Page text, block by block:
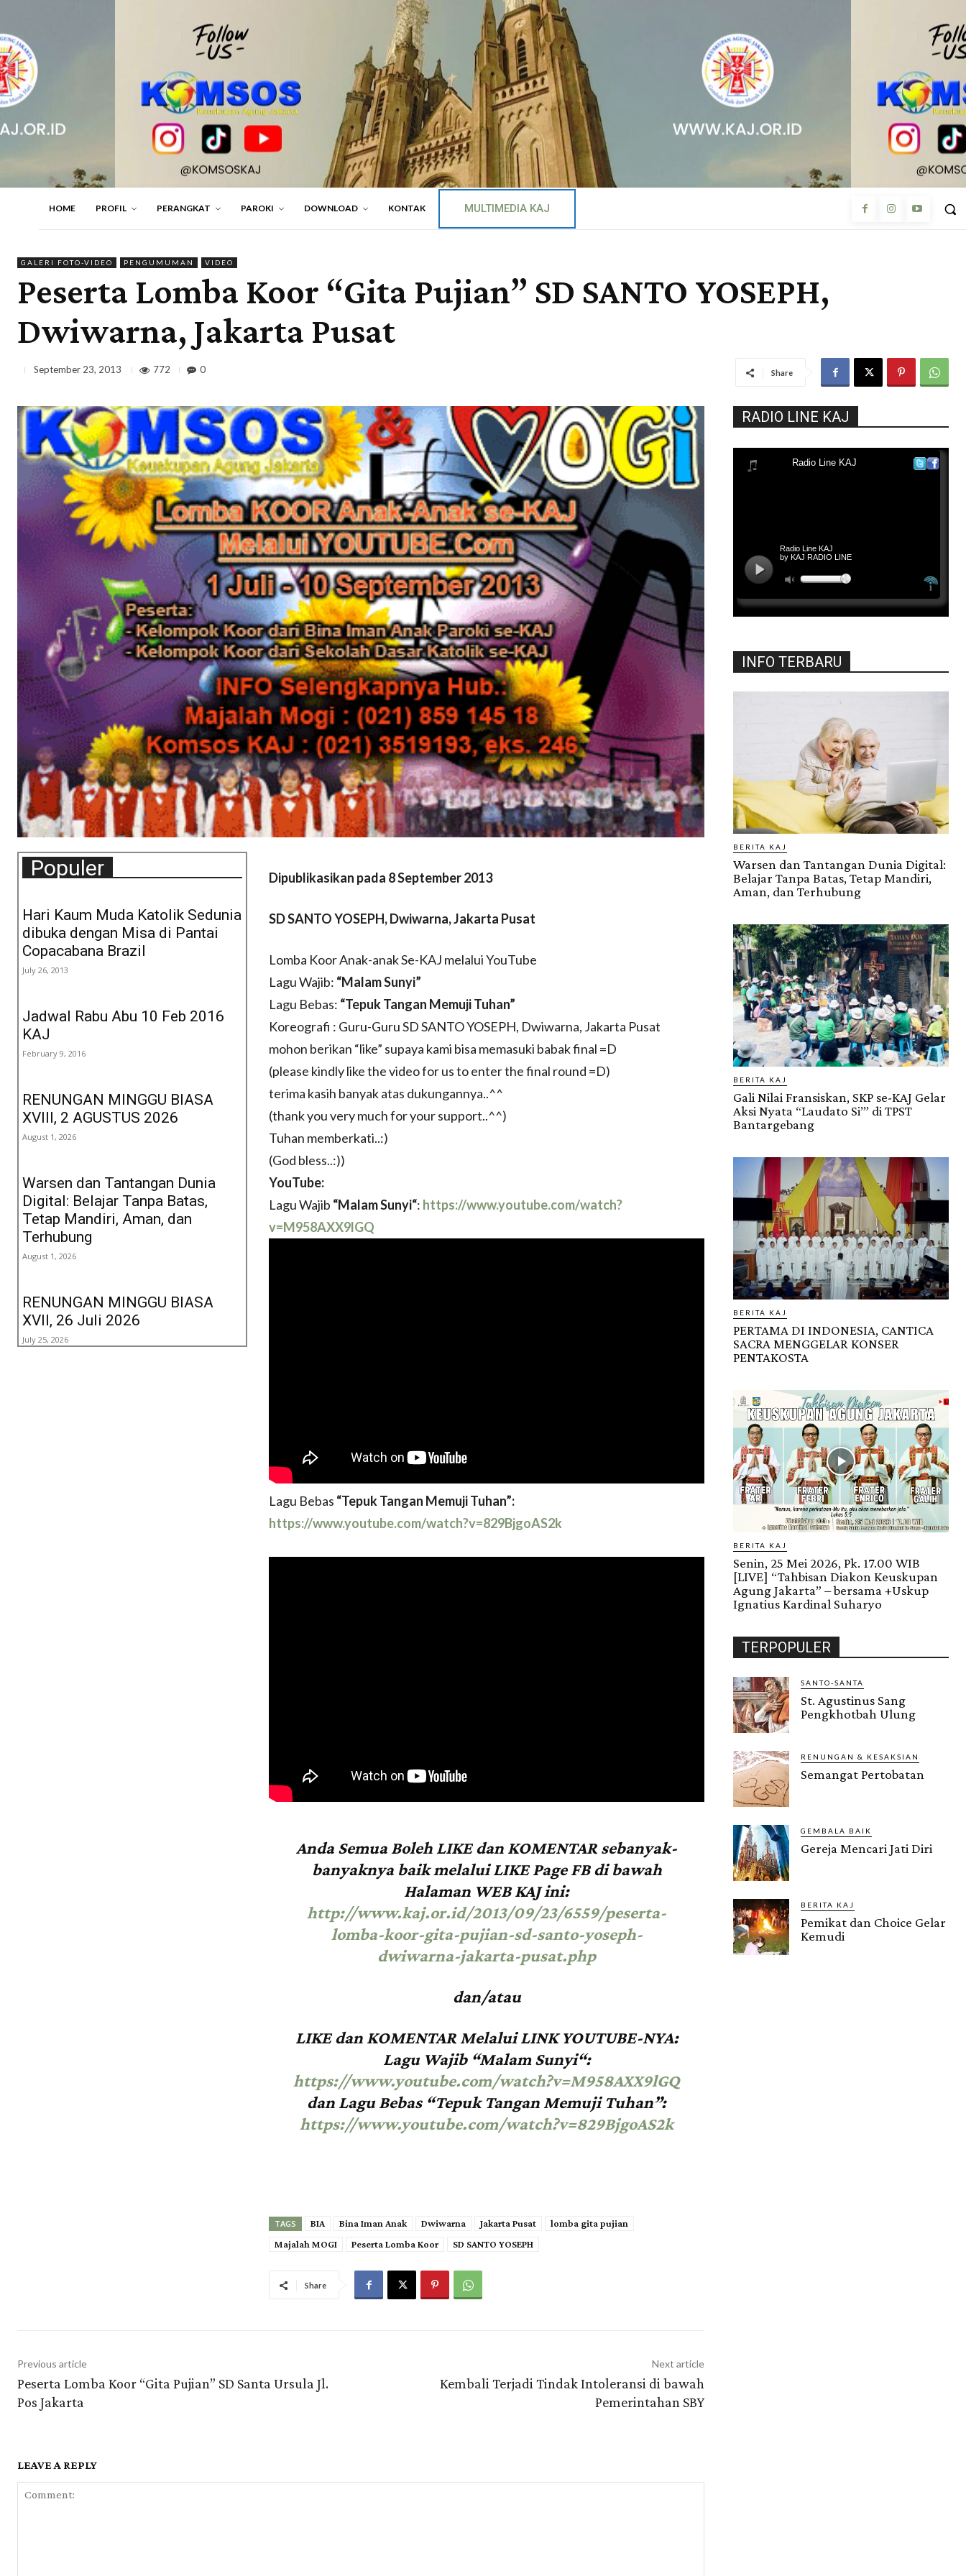
HOME PROFIL PERANGKAT PAROKI DOWNLOAD KONTAK MULTIMEDIA KAJ
GALERI FOTO-VIDEO PENGUMUMAN VIDEO
Peserta Lomba Koor “Gita Pujian” SD SANTO YOSEPH,
Dwiwarna, Jakarta Pusat
September 23, 2013 772 0 Share
Populer
Hari Kaum Muda Katolik Sedunia
dibuka dengan Misa di Pantai
Copacabana Brazil
July 26, 2013
Jadwal Rabu Abu 10 Feb 2016
KAJ
February 9, 2016
RENUNGAN MINGGU BIASA
XVIII, 2 AGUSTUS 2026
August 1, 2026
Warsen dan Tantangan Dunia
Digital: Belajar Tanpa Batas,
Tetap Mandiri, Aman, dan
Terhubung
August 1, 2026
RENUNGAN MINGGU BIASA
XVII, 26 Juli 2026
July 25, 2026
Dipublikasikan pada 8 September 2013
SD SANTO YOSEPH, Dwiwarna, Jakarta Pusat
Lomba Koor Anak-anak Se-KAJ melalui YouTube
Lagu Wajib: “Malam Sunyi”
Lagu Bebas: “Tepuk Tangan Memuji Tuhan”
Koreografi : Guru-Guru SD SANTO YOSEPH, Dwiwarna, Jakarta Pusat
mohon berikan “like” supaya kami bisa memasuki babak final =D
(please kindly like the video for us to enter the final round =D)
terima kasih banyak atas dukungannya..^^
(thank you very much for your support..^^)
Tuhan memberkati..:)
(God bless..:))
YouTube:
Lagu Wajib “Malam Sunyi“: https://www.youtube.com/watch?
v=M958AXX9lGQ
Lagu Bebas “Tepuk Tangan Memuji Tuhan”:
https://www.youtube.com/watch?v=829BjgoAS2k
Anda Semua Boleh LIKE dan KOMENTAR sebanyak-
banyaknya baik melalui LIKE Page FB di bawah
Halaman WEB KAJ ini:
http://www.kaj.or.id/2013/09/23/6559/peserta-
lomba-koor-gita-pujian-sd-santo-yoseph-
dwiwarna-jakarta-pusat.php
dan/atau
LIKE dan KOMENTAR Melalui LINK YOUTUBE-NYA:
Lagu Wajib “Malam Sunyi“:
https://www.youtube.com/watch?v=M958AXX9lGQ
dan Lagu Bebas “Tepuk Tangan Memuji Tuhan”:
https://www.youtube.com/watch?v=829BjgoAS2k
TAGS BIA Bina Iman Anak Dwiwarna Jakarta Pusat
lomba gita pujian
Majalah MOGI
Peserta Lomba Koor SD SANTO YOSEPH
Share
Previous article
Peserta Lomba Koor “Gita Pujian” SD Santa Ursula Jl.
Pos Jakarta
Next article
Kembali Terjadi Tindak Intoleransi di bawah
Pemerintahan SBY
LEAVE A REPLY
RADIO LINE KAJ
INFO TERBARU
BERITA KAJ
Warsen dan Tantangan Dunia Digital:
Belajar Tanpa Batas, Tetap Mandiri,
Aman, dan Terhubung
BERITA KAJ
Gali Nilai Fransiskan, SKP se-KAJ Gelar
Aksi Nyata “Laudato Si’” di TPST
Bantargebang
BERITA KAJ
PERTAMA DI INDONESIA, CANTICA
SACRA MENGGELAR KONSER
PENTAKOSTA
BERITA KAJ
Senin, 25 Mei 2026, Pk. 17.00 WIB
[LIVE] “Tahbisan Diakon Keuskupan
Agung Jakarta” – bersama +Uskup
Ignatius Kardinal Suharyo
TERPOPULER
SANTO-SANTA
St. Agustinus Sang
Pengkhotbah Ulung
RENUNGAN & KESAKSIAN
Semangat Pertobatan
GEMBALA BAIK
Gereja Mencari Jati Diri
BERITA KAJ
Pemikat dan Choice Gelar
Kemudi
Gendis.ID